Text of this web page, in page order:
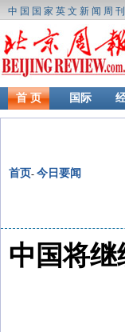
中国国家英文新闻周刊
首 页 国际
首页- 今日要闻
中国将